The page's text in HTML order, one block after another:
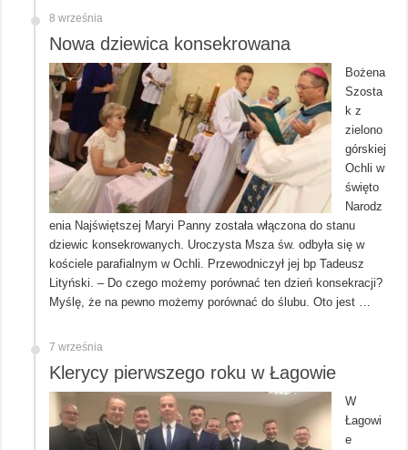
8 września
Nowa dziewica konsekrowana
Bożena
Szosta
k z
zielono
górskiej
Ochli w
święto
Narodz
enia Najświętszej Maryi Panny została włączona do stanu
dziewic konsekrowanych. Uroczysta Msza św. odbyła się w
kościele parafialnym w Ochli. Przewodniczył jej bp Tadeusz
Lityński. – Do czego możemy porównać ten dzień konsekracji?
Myślę, że na pewno możemy porównać do ślubu. Oto jest …
7 września
Klerycy pierwszego roku w Łagowie
W
Łagowi
e